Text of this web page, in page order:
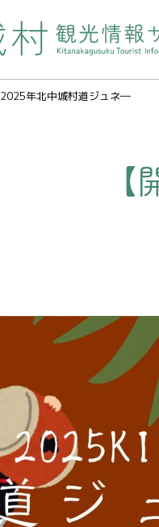
2025年北中城村道ジュネ―